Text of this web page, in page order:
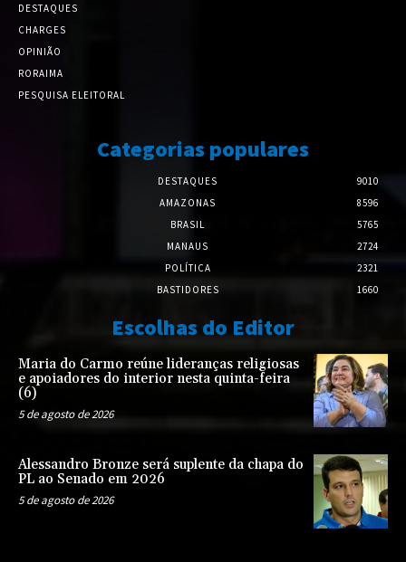
DESTAQUES
CHARGES
OPINIÃO
RORAIMA
PESQUISA ELEITORAL
Categorias populares
DESTAQUES
9010
AMAZONAS
8596
BRASIL
5765
MANAUS
2724
POLÍTICA
2321
BASTIDORES
1660
Escolhas do Editor
Maria do Carmo reúne lideranças religiosas
e apoiadores do interior nesta quinta-feira
(6)
5 de agosto de 2026
Alessandro Bronze será suplente da chapa do
PL ao Senado em 2026
5 de agosto de 2026